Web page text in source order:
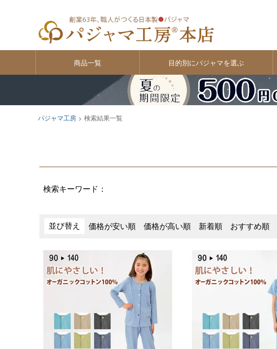
商品一覧 目的別にパジャマを選ぶ
パジャマ工房 検索結果一覧
検索キーワード：
〜
並び替え 価格が安い順 価格が高い順 新着順 おすすめ順